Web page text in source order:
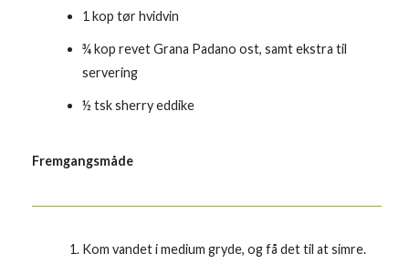
1 kop tør hvidvin
¾ kop revet Grana Padano ost, samt ekstra til
servering
½ tsk sherry eddike
Fremgangsmåde
Kom vandet i medium gryde, og få det til at simre.